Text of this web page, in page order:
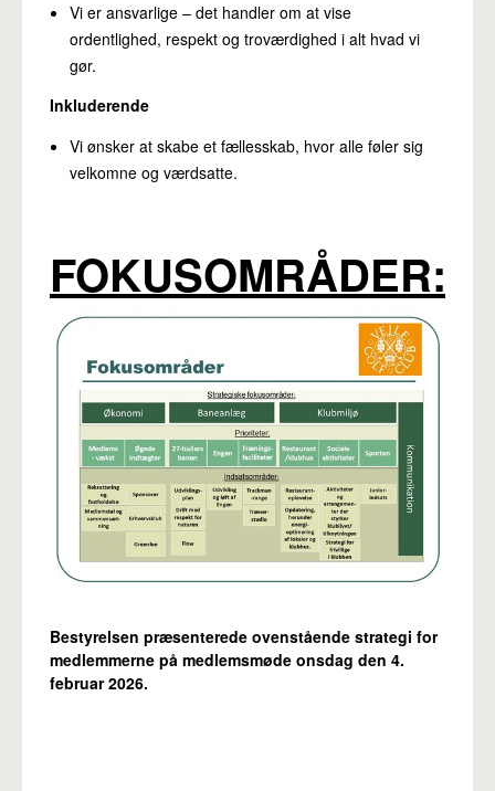
Vi er ansvarlige – det handler om at vise
ordentlighed, respekt og troværdighed i alt hvad vi
gør.
Inkluderende
Vi ønsker at skabe et fællesskab, hvor alle føler sig
velkomne og værdsatte.
FOKUSOMRÅDER:
Bestyrelsen præsenterede ovenstående strategi for
medlemmerne på medlemsmøde onsdag den 4.
februar 2026.